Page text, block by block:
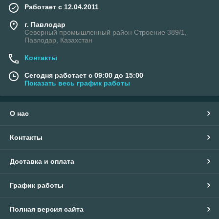
Работает с 12.04.2011
г. Павлодар
Северный промышленный район Строение 389/1,
Павлодар, Казахстан
Контакты
Сегодня работает с 09:00 до 15:00
Показать весь график работы
О нас
Контакты
Доставка и оплата
График работы
Полная версия сайта